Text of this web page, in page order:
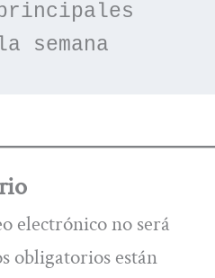
semana
electrónico no será
obligatorios están